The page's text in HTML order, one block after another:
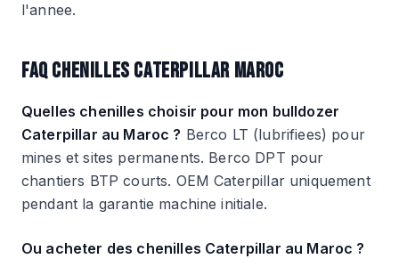
l'annee.
FAQ CHENILLES CATERPILLAR MAROC
Quelles chenilles choisir pour mon bulldozer
Caterpillar au Maroc ? Berco LT (lubrifiees) pour
mines et sites permanents. Berco DPT pour
chantiers BTP courts. OEM Caterpillar uniquement
pendant la garantie machine initiale.
Ou acheter des chenilles Caterpillar au Maroc ?